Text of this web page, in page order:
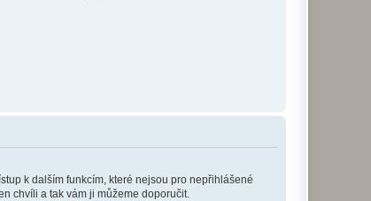
k dalším funkcím, které nejsou pro nepřihlášené
chvíli a tak vám ji můžeme doporučit.